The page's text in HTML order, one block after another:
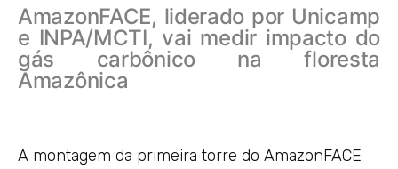
AmazonFACE, liderado por Unicamp
e INPA/MCTI, vai medir impacto do
gás carbônico na floresta
Amazônica
A montagem da primeira torre do AmazonFACE